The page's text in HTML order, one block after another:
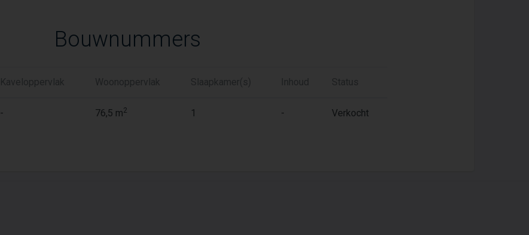
Bouwnummers
Kaveloppervlak Woonoppervlak Slaapkamer(s) Inhoud Status
- 76,5 m2 1 - Verkocht